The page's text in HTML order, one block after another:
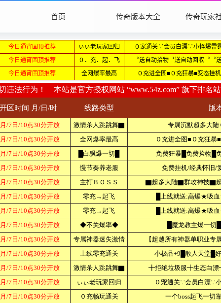
首页 传奇版本大全 传奇玩家